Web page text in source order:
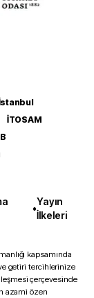
İTOSAM
•
Yayın
İlkeleri
kapsamında
getiri tercihlerinize
çerçevesinde
azami özen